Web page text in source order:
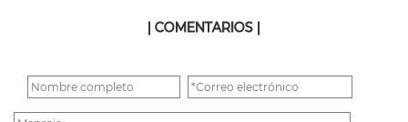
| COMENTARIOS |